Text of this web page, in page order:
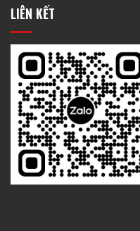
LIÊN KẾT